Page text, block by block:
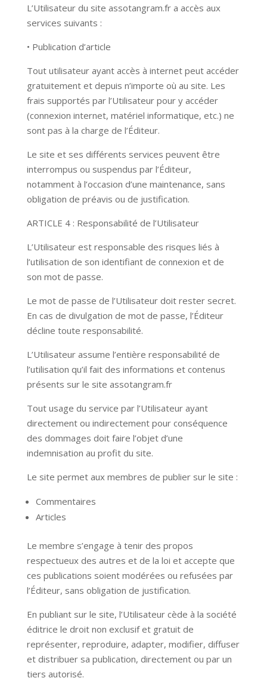
L’Utilisateur du site assotangram.fr a accès aux
services suivants :
• Publication d’article
Tout utilisateur ayant accès à internet peut accéder
gratuitement et depuis n’importe où au site. Les
frais supportés par l’Utilisateur pour y accéder
(connexion internet, matériel informatique, etc.) ne
sont pas à la charge de l’Éditeur.
Le site et ses différents services peuvent être
interrompus ou suspendus par l’Éditeur,
notamment à l’occasion d’une maintenance, sans
obligation de préavis ou de justification.
ARTICLE 4 : Responsabilité de l’Utilisateur
L’Utilisateur est responsable des risques liés à
l’utilisation de son identifiant de connexion et de
son mot de passe.
Le mot de passe de l’Utilisateur doit rester secret.
En cas de divulgation de mot de passe, l’Éditeur
décline toute responsabilité.
L’Utilisateur assume l’entière responsabilité de
l’utilisation qu’il fait des informations et contenus
présents sur le site assotangram.fr
Tout usage du service par l’Utilisateur ayant
directement ou indirectement pour conséquence
des dommages doit faire l’objet d’une
indemnisation au profit du site.
Le site permet aux membres de publier sur le site :
Commentaires
Articles
Le membre s’engage à tenir des propos
respectueux des autres et de la loi et accepte que
ces publications soient modérées ou refusées par
l’Éditeur, sans obligation de justification.
En publiant sur le site, l’Utilisateur cède à la société
éditrice le droit non exclusif et gratuit de
représenter, reproduire, adapter, modifier, diffuser
et distribuer sa publication, directement ou par un
tiers autorisé.